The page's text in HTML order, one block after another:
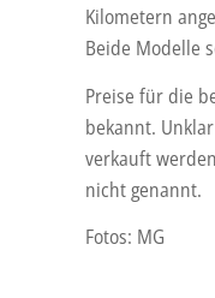
Kilometern
Beide Modelle
Preise für die
bekannt.
verkauft
nicht genannt.
Fotos: MG